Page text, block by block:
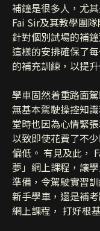
補鐘是很多人，尤
Fai Sir及其教學團
針對個別試場的補
這樣的安排確保了
的補充訓練，以提
學車固然着重路面
無基本駕駛操控知
堂時也因為心情緊
以致即使花費了不
偏低。 有見及此，
夢」網上課程，讓
準備，令駕駛實習
新手學車，還是補
網上課程， 打好根